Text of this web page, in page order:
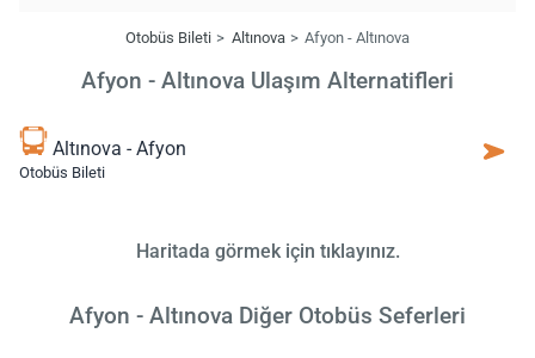
Otobüs Bileti Altınova Afyon - Altınova
Afyon - Altınova Ulaşım Alternatifleri
Altınova - Afyon
Otobüs Bileti
Haritada görmek için tıklayınız.
Afyon - Altınova Diğer Otobüs Seferleri